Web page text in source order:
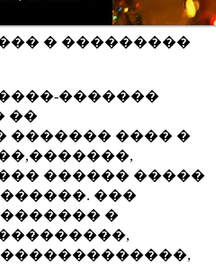
� ���������
�������
��
������� ���� �
������ �����
���
�